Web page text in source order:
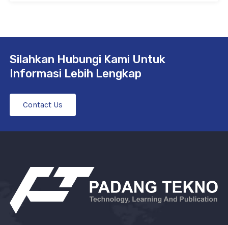
Silahkan Hubungi Kami Untuk
Informasi Lebih Lengkap
Contact Us